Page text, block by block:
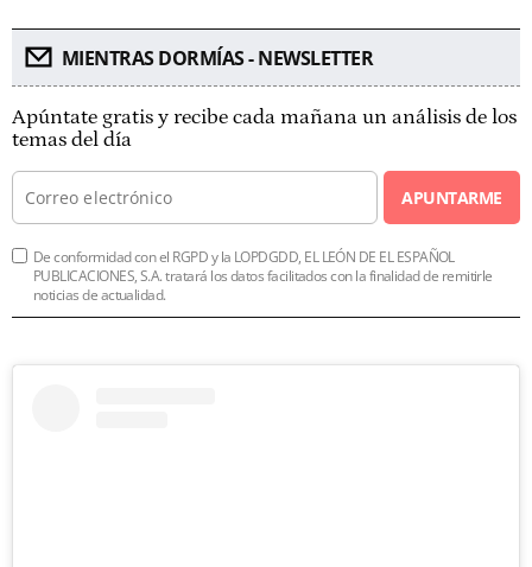
MIENTRAS DORMÍAS - NEWSLETTER
Apúntate gratis y recibe cada mañana un análisis de los
temas del día
APUNTARME
De conformidad con el RGPD y la LOPDGDD, EL LEÓN DE EL ESPAÑOL
PUBLICACIONES, S.A. tratará los datos facilitados con la finalidad de remitirle
noticias de actualidad.